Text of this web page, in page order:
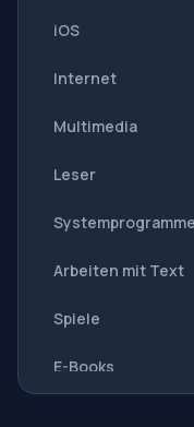
iOS
Internet
Multimedia
Leser
Arbeiten mit Text
Spiele
E-Books